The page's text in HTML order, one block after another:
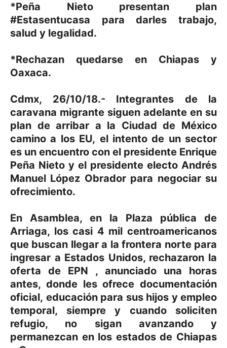
*Peña Nieto presentan plan
#Estasentucasa para darles trabajo,
salud y legalidad.
*Rechazan quedarse en Chiapas y
Oaxaca.
Cdmx, 26/10/18.- Integrantes de la
caravana migrante siguen adelante en su
plan de arribar a la Ciudad de México
camino a los EU, el intento de un sector
es un encuentro con el presidente Enrique
Peña Nieto y el presidente electo Andrés
Manuel López Obrador para negociar su
ofrecimiento.
En Asamblea, en la Plaza pública de
Arriaga, los casi 4 mil centroamericanos
que buscan llegar a la frontera norte para
ingresar a Estados Unidos, rechazaron la
oferta de EPN , anunciado una horas
antes, donde les ofrece documentación
oficial, educación para sus hijos y empleo
temporal, siempre y cuando soliciten
refugio, no sigan avanzando y
permanezcan en los estados de Chiapas